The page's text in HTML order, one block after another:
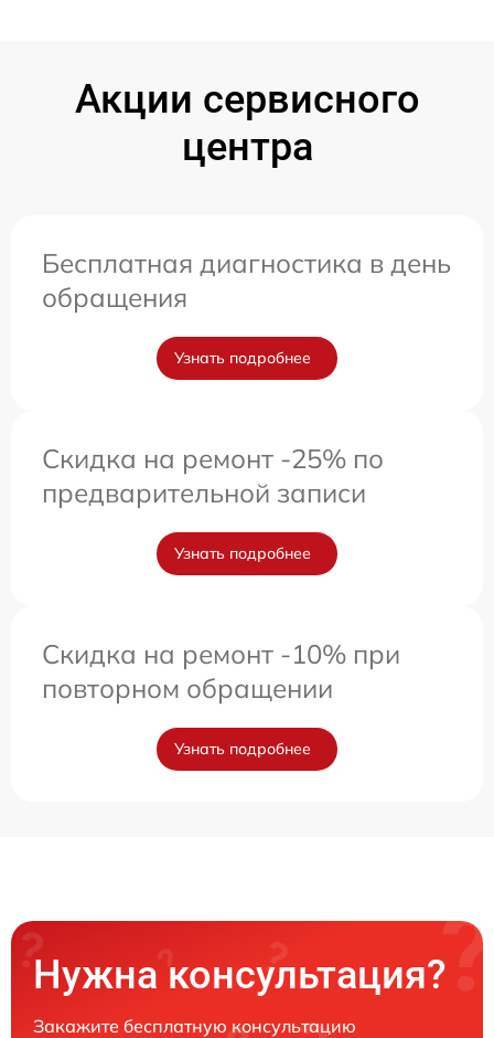
Акции сервисного
центра
Бесплатная диагностика в день
обращения
Узнать подробнее
Скидка на ремонт -25% по
предварительной записи
Узнать подробнее
Скидка на ремонт -10% при
повторном обращении
Узнать подробнее
Нужна консультация?
Закажите бесплатную консультацию